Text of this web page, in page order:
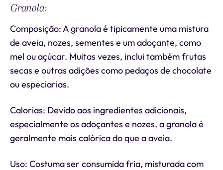
Granola:
Composição: A granola é tipicamente uma mistura
de aveia, nozes, sementes e um adoçante, como
mel ou açúcar. Muitas vezes, inclui também frutas
secas e outras adições como pedaços de chocolate
ou especiarias.
Calorias: Devido aos ingredientes adicionais,
especialmente os adoçantes e nozes, a granola é
geralmente mais calórica do que a aveia.
Uso: Costuma ser consumida fria, misturada com